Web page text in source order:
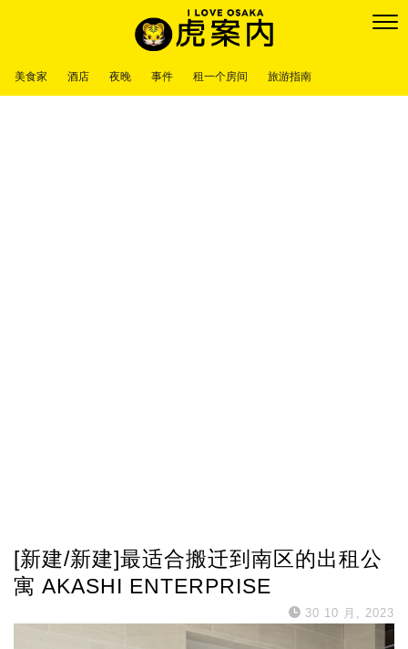
美食家 酒店 夜晚 事件 租一个房间 旅游指南
[新建/新建]最适合搬迁到南区的出租公
寓 AKASHI ENTERPRISE
30 10 月, 2023